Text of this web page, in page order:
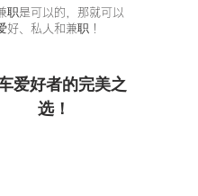
职是可以的，那就可以
好、私人和兼职！
爱好者的完美之
选！